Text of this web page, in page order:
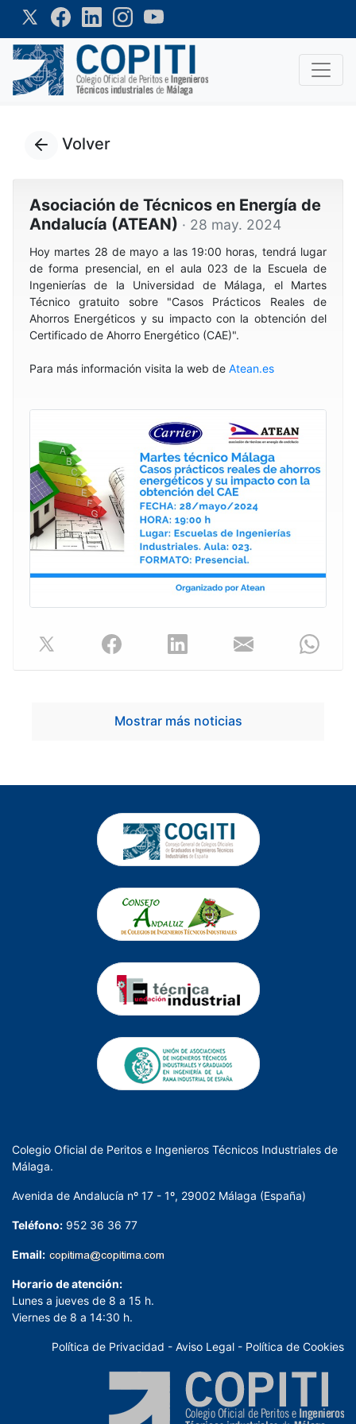
Volver
Asociación de Técnicos en Energía de
Andalucía (ATEAN) · 28 may. 2024
Hoy martes 28 de mayo a las 19:00 horas, tendrá lugar
de forma presencial, en el aula 023 de la Escuela de
Ingenierías de la Universidad de Málaga, el Martes
Técnico gratuito sobre "Casos Prácticos Reales de
Ahorros Energéticos y su impacto con la obtención del
Certificado de Ahorro Energético (CAE)".
Para más información visita la web de Atean.es
Mostrar más noticias
Colegio Oficial de Peritos e Ingenieros Técnicos Industriales de
Málaga.
Avenida de Andalucía nº 17 - 1º, 29002 Málaga (España)
Teléfono: 952 36 36 77
Email:
Horario de atención:
Lunes a jueves de 8 a 15 h.
Viernes de 8 a 14:30 h.
Política de Privacidad - Aviso Legal - Política de Cookies